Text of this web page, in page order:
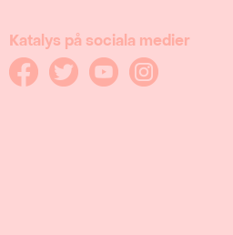
Katalys på sociala medier